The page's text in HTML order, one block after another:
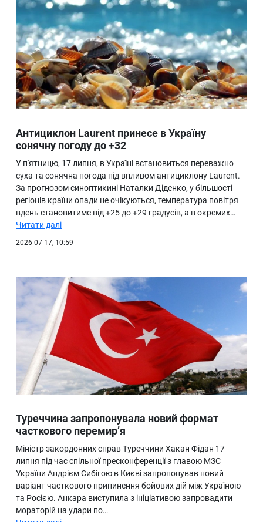
Антициклон Laurent принесе в Україну
сонячну погоду до +32
У п'ятницю, 17 липня, в Україні встановиться переважно
суха та сонячна погода під впливом антициклону Laurent.
За прогнозом синоптикині Наталки Діденко, у більшості
регіонів країни опади не очікуються, температура повітря
вдень становитиме від +25 до +29 градусів, а в окремих…
Читати далі
2026-07-17, 10:59
Туреччина запропонувала новий формат
часткового перемир’я
Міністр закордонних справ Туреччини Хакан Фідан 17
липня під час спільної пресконференції з главою МЗС
України Андрієм Сибігою в Києві запропонував новий
варіант часткового припинення бойових дій між Україною
та Росією. Анкара виступила з ініціативою запровадити
мораторій на удари по…